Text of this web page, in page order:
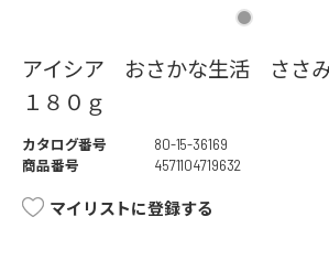
アイシア おさかな生活 ささ
１８０ｇ
カタログ番号
80-15-36169
商品番号
4571104719632
マイリストに登録する